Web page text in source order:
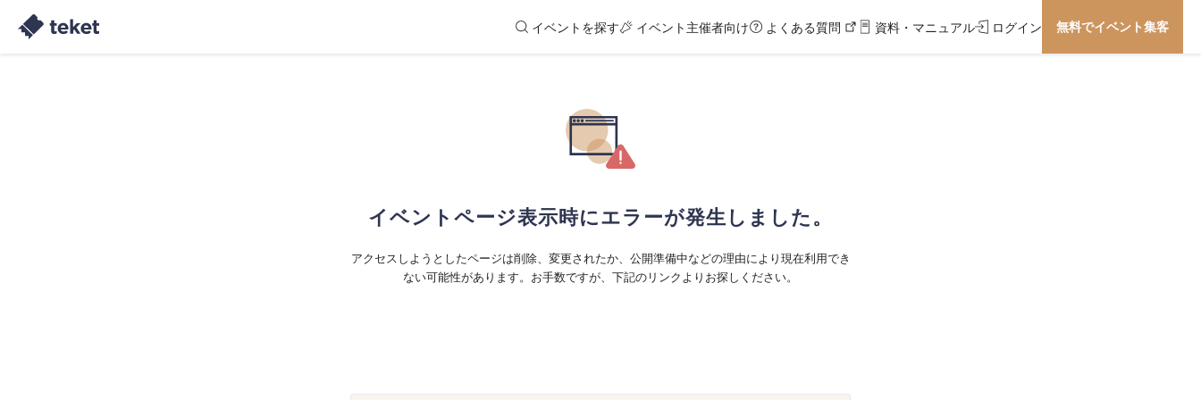
イベントを探す イベント主催者向け よくある質問 資料・マニュアル ログイン 無料でイベント集客
イベントページ表示時にエラーが発生しました。
アクセスしようとしたページは削除、変更されたか、公開準備中などの理由により現在利用でき
ない可能性があります。お手数ですが、下記のリンクよりお探しください。